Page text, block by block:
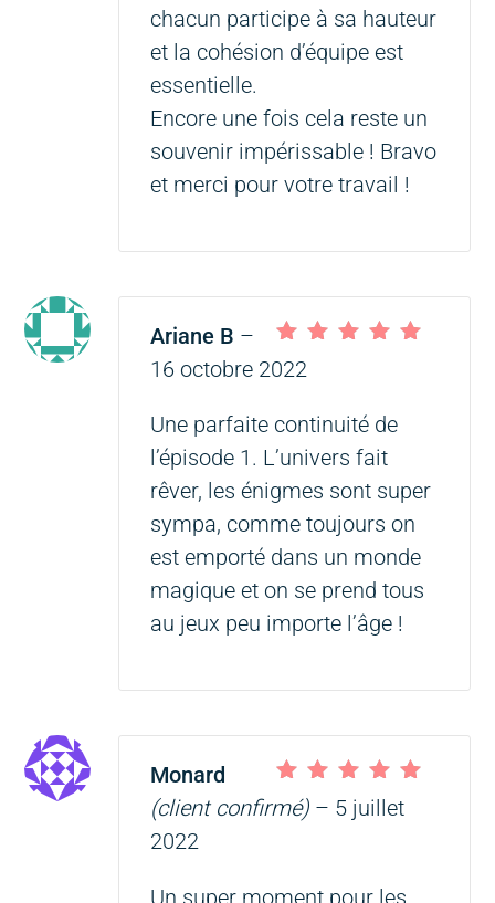
chacun participe à sa hauteur
et la cohésion d’équipe est
essentielle.
Encore une fois cela reste un
souvenir impérissable ! Bravo
et merci pour votre travail !
Note
Ariane B –
16 octobre 2022
Une parfaite continuité de
l’épisode 1. L’univers fait
rêver, les énigmes sont super
sympa, comme toujours on
est emporté dans un monde
magique et on se prend tous
au jeux peu importe l’âge !
Note sur 5
Monard
(client confirmé) – 5 juillet
2022
Un super moment pour les